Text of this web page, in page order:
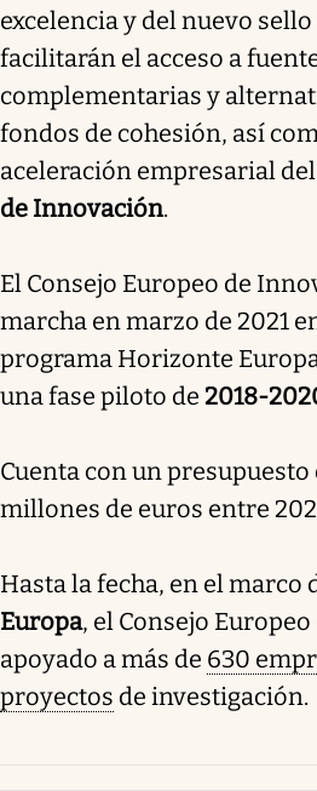
excelencia y del nuevo
facilitarán el acceso a
complementarias y
fondos de cohesión, así
aceleración empresarial del
de Innovación.
El Consejo Europeo de
marcha en marzo de 2021
programa Horizonte
una fase piloto de 2018-
Cuenta con un presupuesto
millones de euros entre
Hasta la fecha, en el marco
Europa, el Consejo
apoyado a más de 630
proyectos de investigación.